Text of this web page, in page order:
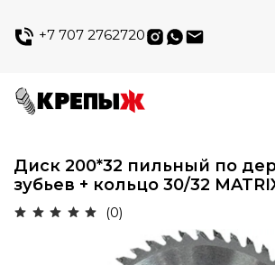
+7 707 2762720
Диск 200*32 пильный по
зубьев + кольцо 30/32
(0)